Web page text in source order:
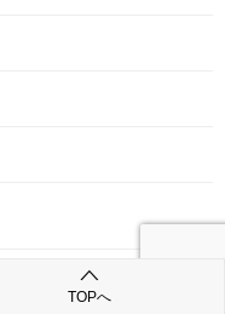
TOPへ